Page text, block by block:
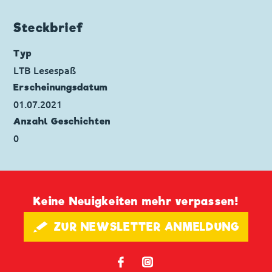
Steckbrief
Typ
LTB Lesespaß
Erscheinungs­datum
01.07.2021
Anzahl Geschichten
0
Keine Neuigkeiten mehr verpassen!
🖋 ZUR NEWSLETTER ANMELDUNG
𝖿 📷